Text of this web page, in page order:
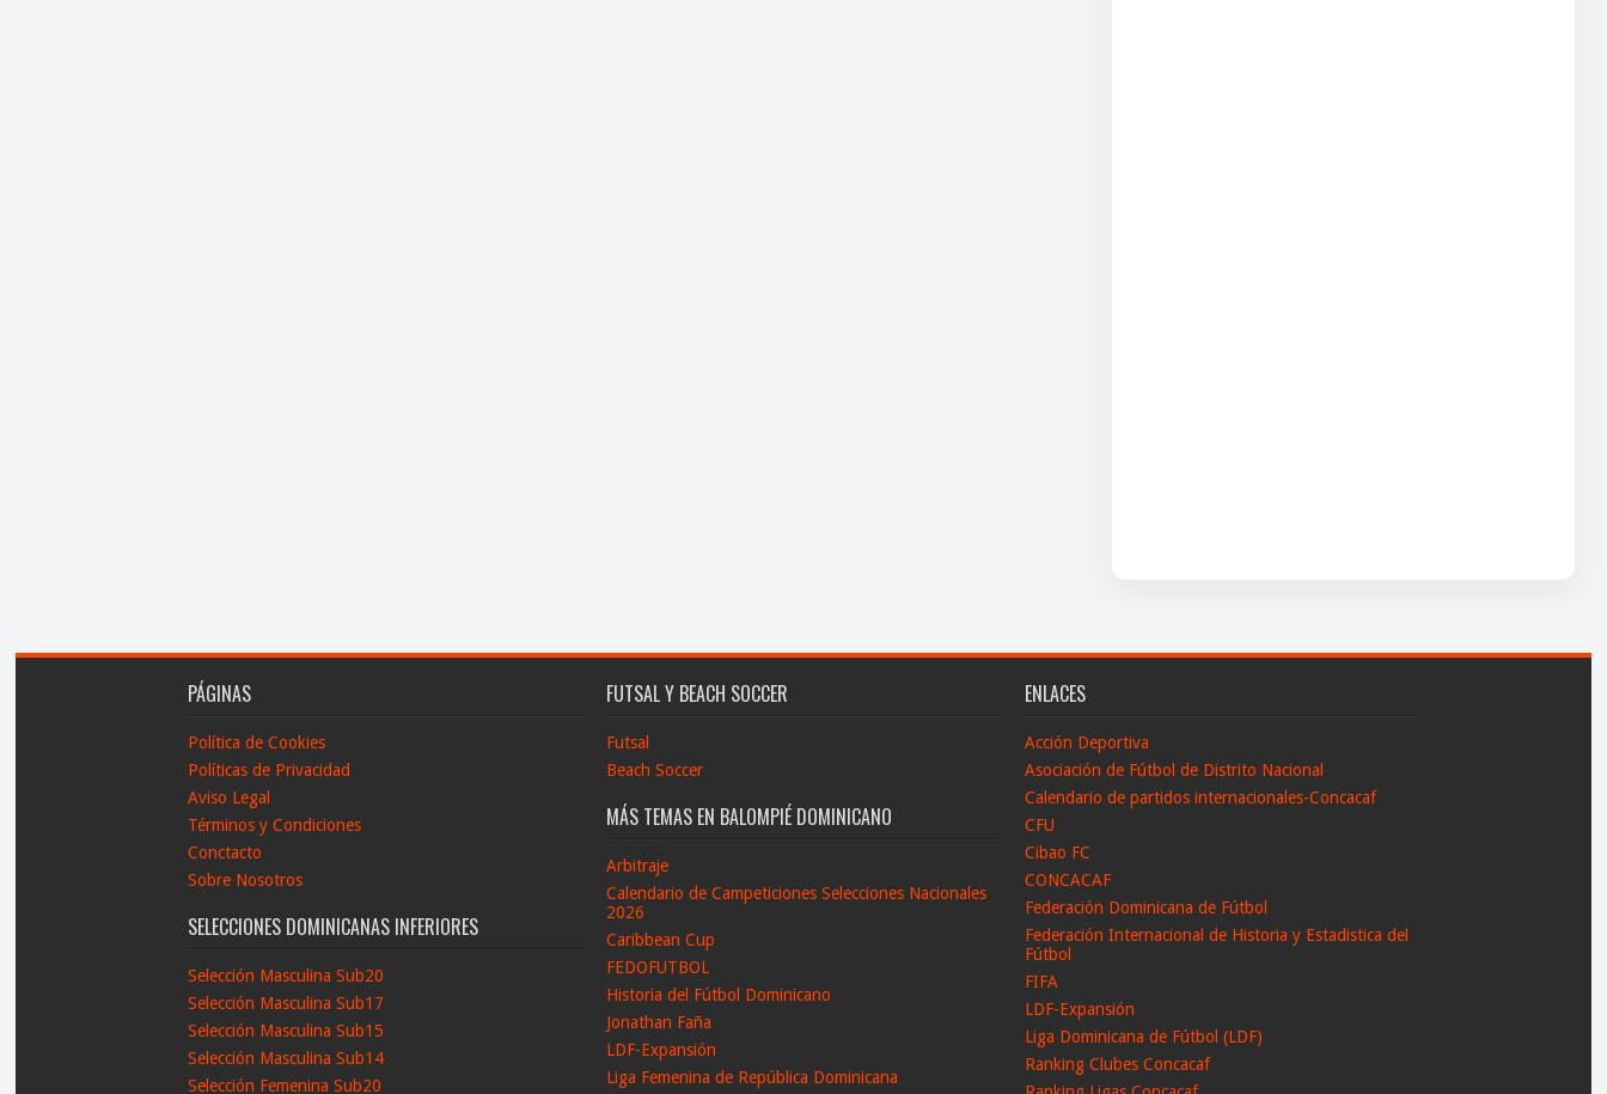
PÁGINAS
Política de Cookies
Políticas de Privacidad
Aviso Legal
Términos y Condiciones
Conctacto
Sobre Nosotros
SELECCIONES DOMINICANAS INFERIORES
Selección Masculina Sub20
Selección Masculina Sub17
Selección Masculina Sub15
Selección Masculina Sub14
Selección Femenina Sub20
FUTSAL Y BEACH SOCCER
Futsal
Beach Soccer
MÁS TEMAS EN BALOMPIÉ DOMINICANO
Arbitraje
Calendario de Campeticiones Selecciones Nacionales
2026
Caribbean Cup
FEDOFUTBOL
Historia del Fútbol Dominicano
Jonathan Faña
LDF-Expansión
Liga Femenina de República Dominicana
ENLACES
Acción Deportiva
Asociación de Fútbol de Distrito Nacional
Calendario de partidos internacionales-Concacaf
CFU
Cibao FC
CONCACAF
Federación Dominicana de Fútbol
Federación Internacional de Historia y Estadistica del
Fútbol
FIFA
LDF-Expansión
Liga Dominicana de Fútbol (LDF)
Ranking Clubes Concacaf